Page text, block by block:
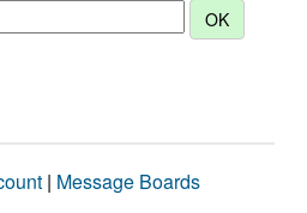
| Message Boards